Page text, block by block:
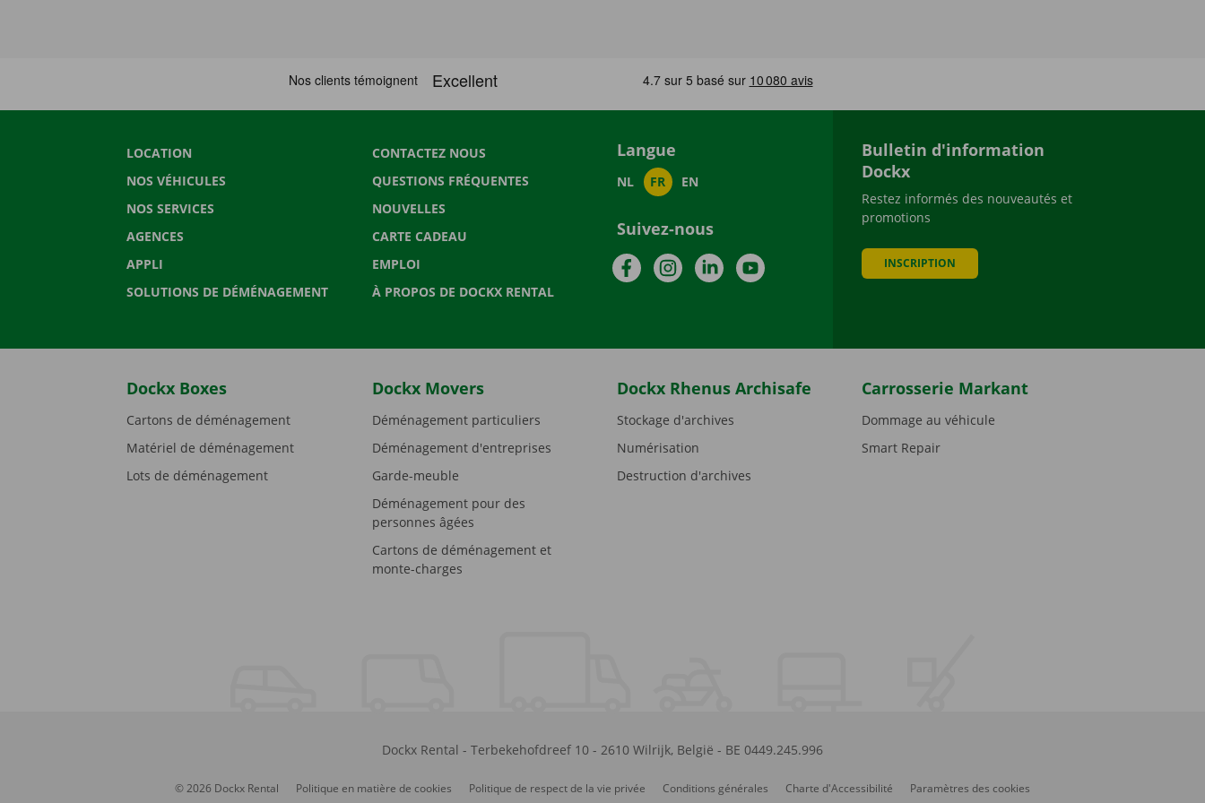
LOCATION
NOS VÉHICULES
NOS SERVICES
AGENCES
APPLI
SOLUTIONS DE DÉMÉNAGEMENT
CONTACTEZ NOUS
QUESTIONS FRÉQUENTES
NOUVELLES
CARTE CADEAU
EMPLOI
À PROPOS DE DOCKX RENTAL
Langue
NL FR EN
Suivez-nous
FacebookInstagramLinkedInYouTube
Bulletin d'information
Dockx
Restez informés des nouveautés et
promotions
INSCRIPTION
Dockx Boxes
Cartons de déménagement
Matériel de déménagement
Lots de déménagement
Dockx Movers
Déménagement particuliers
Déménagement d'entreprises
Garde-meuble
Déménagement pour des
personnes âgées
Cartons de déménagement et
monte-charges
Dockx Rhenus Archisafe
Stockage d'archives
Numérisation
Destruction d'archives
Carrosserie Markant
Dommage au véhicule
Smart Repair
Dockx Rental - Terbekehofdreef 10- 2610 Wilrijk, België - BE 0449.245.996
© 2026 Dockx Rental Politique en matière de cookies Politique de respect de la vie privée Conditions générales Charte d'Accessibilité Paramètres des cookies